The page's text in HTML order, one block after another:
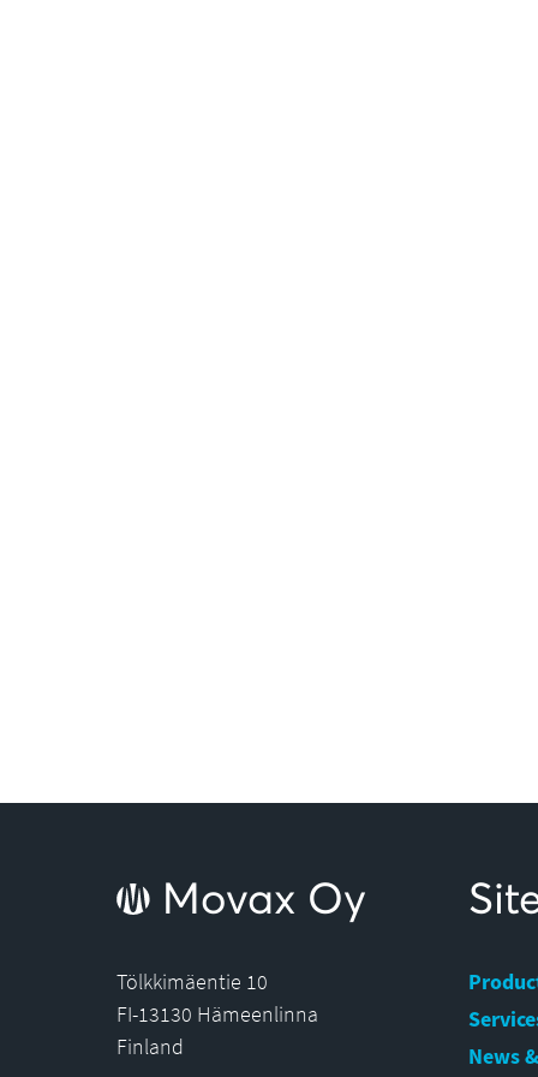
Movax Oy
Tölkkimäentie 10
FI-13130 Hämeenlinna
Finland
News